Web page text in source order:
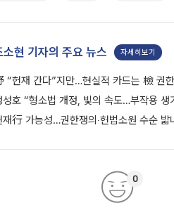
소현 기자의 주요 뉴스 자세히보기
“헌재 간다”지만…현실적 카드는 檢 권
성호 “형소법 개정, 빛의 속도…부작용 생
재行 가능성…권한쟁의‧헌법소원 수순
0